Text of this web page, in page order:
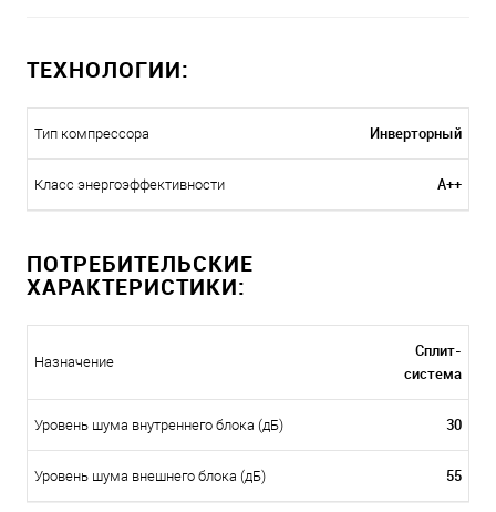
ТЕХНОЛОГИИ:
Тип компрессора Инверторный
Класс энергоэффективности A++
ПОТРЕБИТЕЛЬСКИЕ
ХАРАКТЕРИСТИКИ:
Назначение
Сплит-
система
Уровень шума внутреннего блока (дБ) 30
Уровень шума внешнего блока (дБ) 55